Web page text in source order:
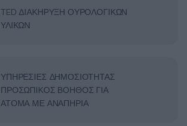
TED ΔΙΑΚΗΡΥΞΗ ΟΥΡΟΛΟΓΙΚΩΝ
ΥΛΙΚΩΝ
ΥΠΗΡΕΣΙΕΣ ΔΗΜΟΣΙΟΤΗΤΑΣ
ΠΡΟΣΩΠΙΚΟΣ ΒΟΗΘΟΣ ΓΙΑ
ΑΤΟΜΑ ΜΕ ΑΝΑΠΗΡΙΑ